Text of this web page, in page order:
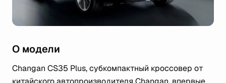
О модели
Changan CS35 Plus, субкомпактный кроссовер от